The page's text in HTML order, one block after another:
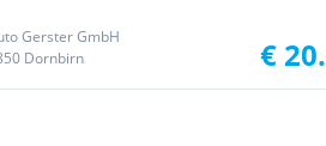
Gerster GmbH
Dornbirn
€